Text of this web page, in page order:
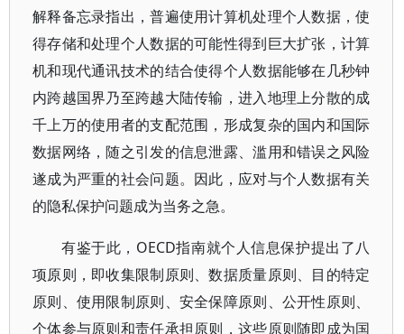
解释备忘录指出，普遍使用计算机处理个人数据，使
得存储和处理个人数据的可能性得到巨大扩张，计算
机和现代通讯技术的结合使得个人数据能够在几秒钟
内跨越国界乃至跨越大陆传输，进入地理上分散的成
千上万的使用者的支配范围，形成复杂的国内和国际
数据网络，随之引发的信息泄露、滥用和错误之风险
遂成为严重的社会问题。因此，应对与个人数据有关
的隐私保护问题成为当务之急。
有鉴于此，OECD指南就个人信息保护提出了八
项原则，即收集限制原则、数据质量原则、目的特定
原则、使用限制原则、安全保障原则、公开性原则、
个体参与原则和责任承担原则，这些原则随即成为国